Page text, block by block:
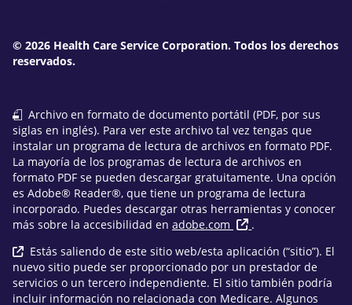
© 2026 Health Care Service Corporation. Todos los derechos
reservados.
Archivo en formato de documento portátil (PDF, por sus
siglas en inglés). Para ver este archivo tal vez tengas que
instalar un programa de lectura de archivos en formato PDF.
La mayoría de los programas de lectura de archivos en
formato PDF se pueden descargar gratuitamente. Una opción
es Adobe® Reader®, que tiene un programa de lectura
incorporado. Puedes descargar otras herramientas y conocer
más sobre la accesibilidad en adobe.com
.
Estás saliendo de este sitio web/esta aplicación (“sitio”). El
nuevo sitio puede ser proporcionado por un prestador de
servicios o un tercero independiente. El sitio también podría
incluir información no relacionada con Medicare. Algunos